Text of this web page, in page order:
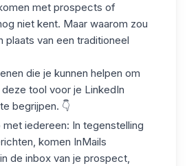
met prospects of
niet kent. Maar waarom zou
plaats van een traditioneel
die je kunnen helpen om
tool voor je LinkedIn
begrijpen. 👇
iedereen: In tegenstelling
komen InMails
de inbox van je prospect,